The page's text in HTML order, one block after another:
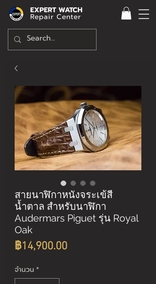
EXPERT WATCH
Repair Center
สายนาฬิกาหนังจระเข้สี
น้ำตาล สำหรับนาฬิกา
Audermars Piguet รุ่น Royal
Oak
฿14,900.00ราคา
จำนวน *